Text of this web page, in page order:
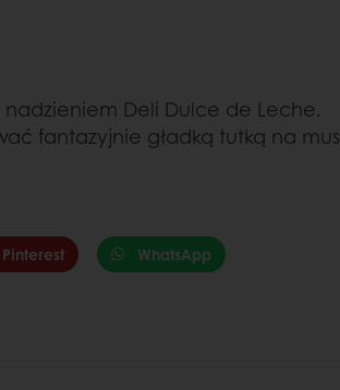
Deli Dulce de Leche.
fantazyjnie gładką tutką na mus
Pinterest WhatsApp